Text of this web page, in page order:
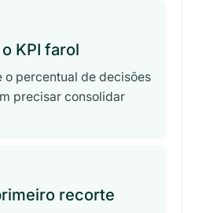
KPI farol
o percentual de decisões
precisar consolidar
recorte